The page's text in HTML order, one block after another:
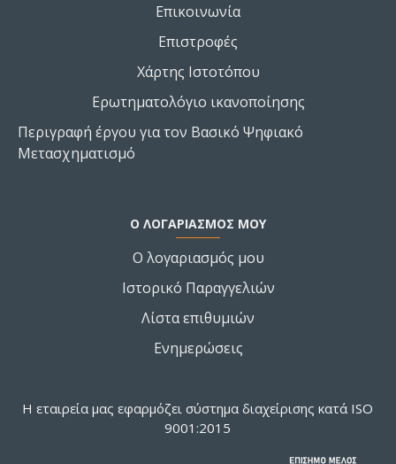
Επικοινωνία
Επιστροφές
Χάρτης Ιστοτόπου
Ερωτηματολόγιο ικανοποίησης
Περιγραφή έργου για τον Βασικό Ψηφιακό
Μετασχηματισμό
Ο ΛΟΓΑΡΙΑΣΜΌΣ ΜΟΥ
Ο λογαριασμός μου
Ιστορικό Παραγγελιών
Λίστα επιθυμιών
Ενημερώσεις
Η εταιρεία μας εφαρμόζει σύστημα διαχείρισης κατά ISO
9001:2015